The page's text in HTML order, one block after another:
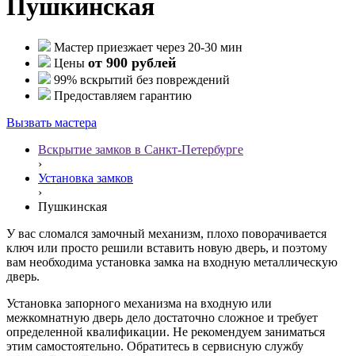
Пушкинская
Мастер приезжает через 20-30 мин
Цены от 900 рублей
99% вскрытий без повреждений
Предоставляем гарантию
Вызвать мастера
Вскрытие замков в Санкт-Петербурге
›
Установка замков
›
Пушкинская
У вас сломался замочный механизм, плохо поворачивается
ключ или просто решили вставить новую дверь, и поэтому
вам необходима установка замка на входную металлическую
дверь.
Установка запорного механизма на входную или
межкомнатную дверь дело достаточно сложное и требует
определенной квалификации. Не рекомендуем заниматься
этим самостоятельно. Обратитесь в сервисную службу